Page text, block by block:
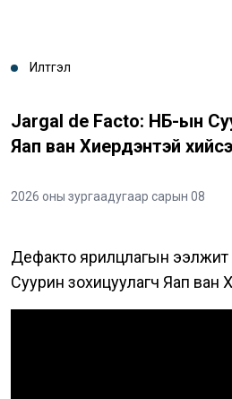
Илтгэл
Jargal de Facto: НҮБ-ын
Яап ван Хиердэнтэй
2026 оны зургаадугаар сарын 08
Дефакто ярилцлагын ээлжит
Суурин зохицуулагч Яап ван